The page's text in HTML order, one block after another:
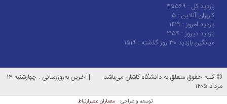
بازدید کل : ۴۵۵۶۹
کاربران آنلاین : ۵
بازدید امروز : ۱۴۱۹
بازدید دیروز : ۲۱۵۴
میانگین بازدید ۳۰ روز گذشته :
۱۵۱۹
© کلیه حقوق متعلق به دانشگاه کاشان می‌باشد. |
آخرین به‌روزرسانی : چهارشنبه ۱۴
مرداد ۱۴۰۵
توسعه و طراحی: معماران عصر‌ارتباط